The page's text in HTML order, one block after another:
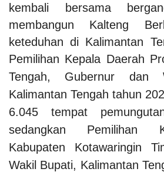
kembali bersama
membangun Kalteng
keteduhan di Kalimantan
Pemilihan Kepala Daerah
Tengah, Gubernur dan
Kalimantan Tengah tahun
6.045 tempat
sedangkan Pemilihan
Kabupaten Kotawaringin
Wakil Bupati, Kalimantan